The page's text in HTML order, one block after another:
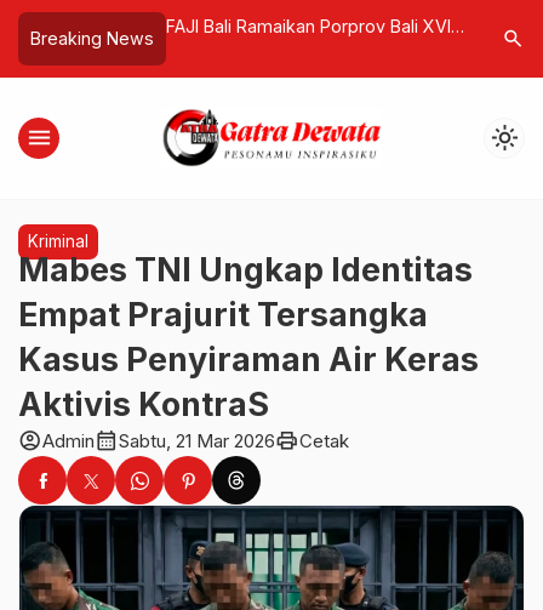
Breaking News
Porprov Bali XVI
Juara Umum
Porprov 2027
AS Dikabarkan Pertimbangkan
Ancaman Dominasi BRICS Jadi
Pemicu
Parade
search
menu light_mode
Kriminal
Mabes TNI Ungkap Identitas
Empat Prajurit Tersangka
Kasus Penyiraman Air Keras
Aktivis KontraS
account_circleAdmincalendar_monthSabtu, 21 Mar 2026printCetak